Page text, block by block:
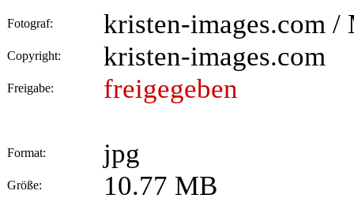
Fotograf: kristen-images.com
Copyright: kristen-images.com
Freigabe: freigegeben
Format: jpg
Größe: 10.77 MB